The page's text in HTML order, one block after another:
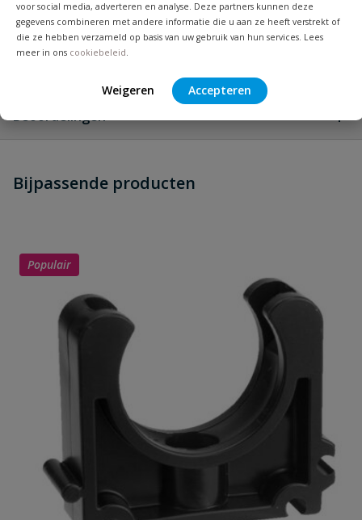
voor social media, adverteren en analyse. Deze partners kunnen deze
gegevens combineren met andere informatie die u aan ze heeft verstrekt of
die ze hebben verzameld op basis van uw gebruik van hun services. Lees
meer in ons cookiebeleid.
Weigeren Accepteren
Omverpakking 50 stuks
dit product?
Beoordelingen
Schrijf zelf een beoordeling
Uw waardering:
Samenvatting
Beoordeling
Bijpassende producten
Populair